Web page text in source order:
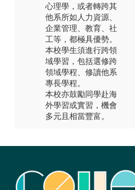
心理學，或者轉跨其
他系所如人力資源、
企業管理、教育、社
工等，都極具優勢。
本校學生須進行跨領
域學習，包括選修跨
領域學程、修讀他系
專長學程。
本校亦鼓勵同學赴海
外學習或實習，機會
多元且相當豐富。